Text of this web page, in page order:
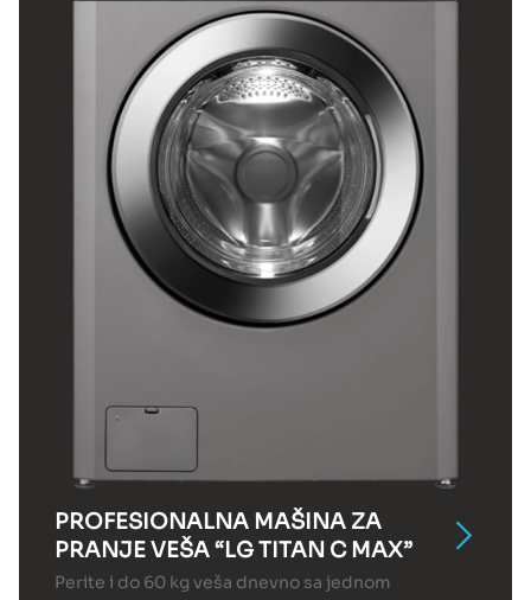
PROFESIONALNA MAŠINA ZA
PRANJE VEŠA “LG TITAN C MAX”
Perite i do 60 kg veša dnevno sa jednom